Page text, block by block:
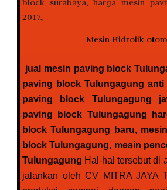
Mesin Hidrolik
jual mesin paving block
paving block Tulungagung
paving block Tulungagung
paving block Tulungagung
block Tulungagung baru,
block Tulungagung, mesin
Tulungagung Hal-hal tersebut di
jalankan oleh CV MITRA JAYA